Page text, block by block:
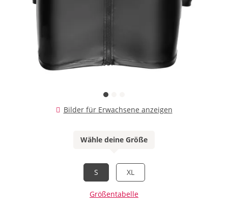
Bilder für Erwachsene anzeigen
Wähle deine Größe
S XL
Größentabelle